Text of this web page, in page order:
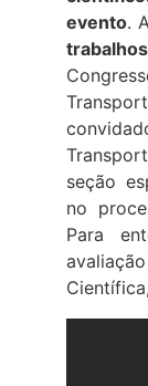
evento.
seção
no
Para